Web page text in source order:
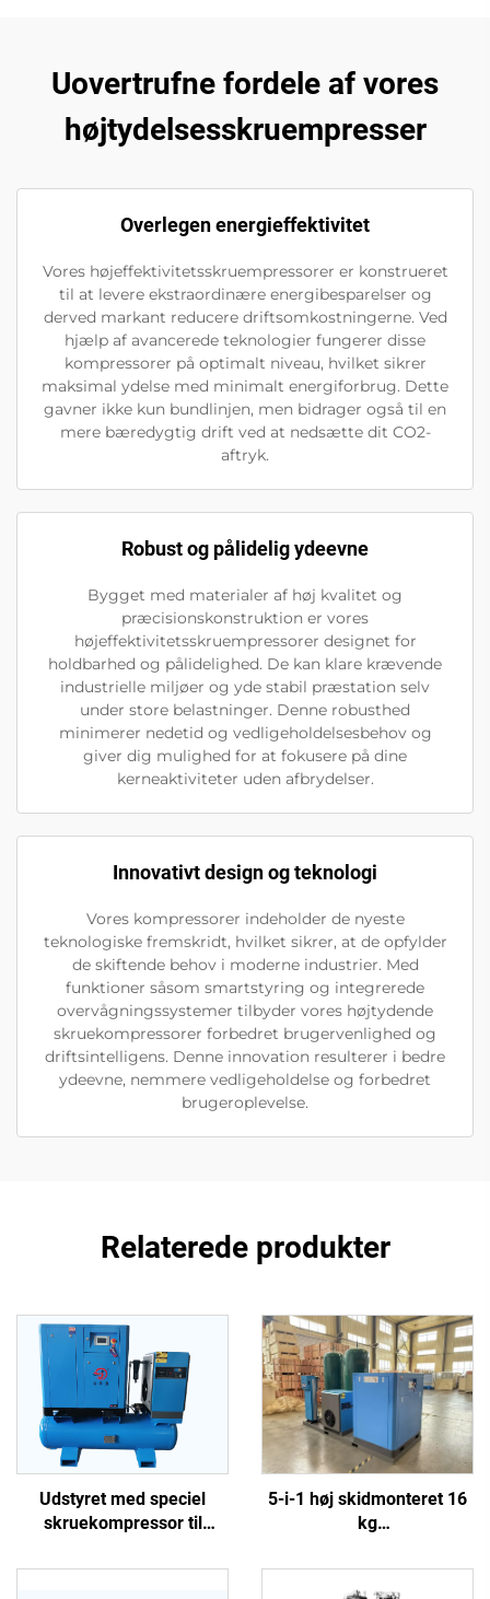
Uovertrufne fordele af vores
højtydelsesskruempresser
Overlegen energieffektivitet
Vores højeffektivitetsskruempressorer er konstrueret
til at levere ekstraordinære energibesparelser og
derved markant reducere driftsomkostningerne. Ved
hjælp af avancerede teknologier fungerer disse
kompressorer på optimalt niveau, hvilket sikrer
maksimal ydelse med minimalt energiforbrug. Dette
gavner ikke kun bundlinjen, men bidrager også til en
mere bæredygtig drift ved at nedsætte dit CO2-
aftryk.
Robust og pålidelig ydeevne
Bygget med materialer af høj kvalitet og
præcisionskonstruktion er vores
højeffektivitetsskruempressorer designet for
holdbarhed og pålidelighed. De kan klare krævende
industrielle miljøer og yde stabil præstation selv
under store belastninger. Denne robusthed
minimerer nedetid og vedligeholdelsesbehov og
giver dig mulighed for at fokusere på dine
kerneaktiviteter uden afbrydelser.
Innovativt design og teknologi
Vores kompressorer indeholder de nyeste
teknologiske fremskridt, hvilket sikrer, at de opfylder
de skiftende behov i moderne industrier. Med
funktioner såsom smartstyring og integrerede
overvågningssystemer tilbyder vores højtydende
skruekompressorer forbedret brugervenlighed og
driftsintelligens. Denne innovation resulterer i bedre
ydeevne, nemmere vedligeholdelse og forbedret
brugeroplevelse.
Relaterede produkter
Udstyret med speciel
skruekompressor til
5-i-1 høj skidmonteret 16
kg
til laserskæring med 1200